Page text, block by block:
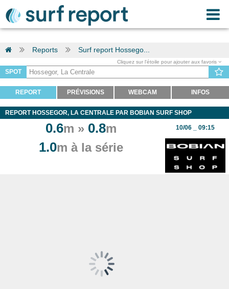
Reports Surf report Hossego...
Cliquez sur l'étoile pour ajouter aux favoris
SPOT
REPORT PRÉVISIONS WEBCAM INFOS
REPORT HOSSEGOR, LA CENTRALE PAR BOBIAN SURF SHOP
0.6m » 0.8m
1.0m à la série
10/06 _ 09:15